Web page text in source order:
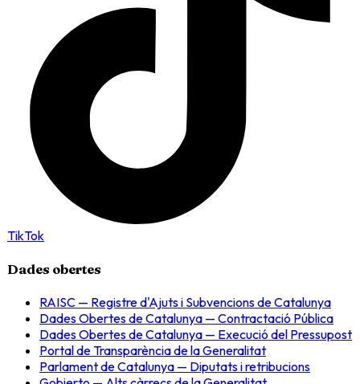
TikTok
Dades obertes
RAISC — Registre d'Ajuts i Subvencions de Catalunya
Dades Obertes de Catalunya — Contractació Pública
Dades Obertes de Catalunya — Execució del Pressupost
Portal de Transparència de la Generalitat
Parlament de Catalunya — Diputats i retribucions